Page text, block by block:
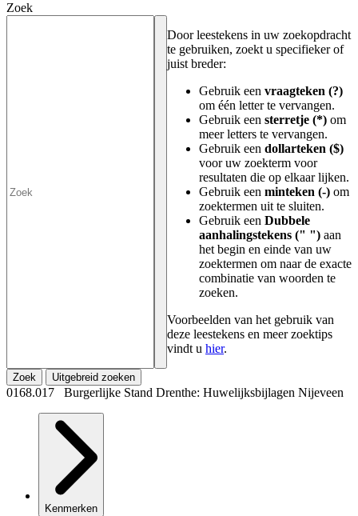
Zoek
Door leestekens in uw zoekopdracht
te gebruiken, zoekt u specifieker of
juist breder:
Gebruik een vraagteken (?)
om één letter te vervangen.
Gebruik een sterretje (*) om
meer letters te vervangen.
Gebruik een dollarteken ($)
voor uw zoekterm voor
resultaten die op elkaar lijken.
Gebruik een minteken (-) om
zoektermen uit te sluiten.
Gebruik een Dubbele
aanhalingstekens (" ") aan
het begin en einde van uw
zoektermen om naar de exacte
combinatie van woorden te
zoeken.
Voorbeelden van het gebruik van
deze leestekens en meer zoektips
vindt u hier.
Zoek Uitgebreid zoeken
0168.017 Burgerlijke Stand Drenthe: Huwelijksbijlagen Nijeveen
Kenmerken